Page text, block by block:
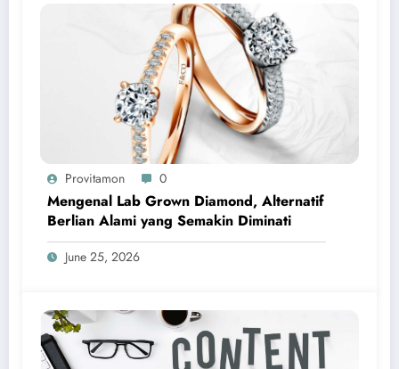
Provitamon 0
Mengenal Lab Grown Diamond, Alternatif
Berlian Alami yang Semakin Diminati
June 25, 2026